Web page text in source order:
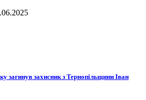
загинув захисник з Тернопільщини Іван